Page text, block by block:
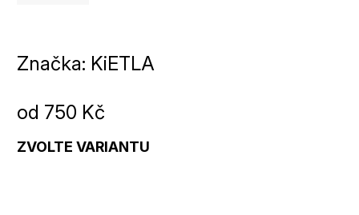
Značka: KiETLA
od 750 Kč
ZVOLTE VARIANTU